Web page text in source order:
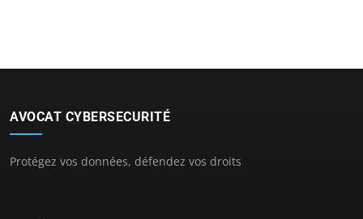
AVOCAT CYBERSECURITÉ
Protégez vos données, défendez vos droits